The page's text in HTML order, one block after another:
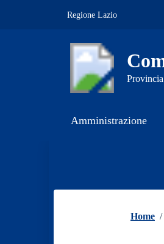
Regione Lazio
Amministrazione
Home /